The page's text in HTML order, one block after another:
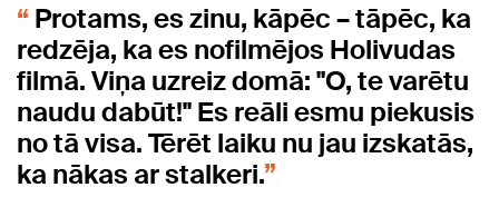
Protams, es zinu, kāpēc – tāpēc, ka
redzēja, ka es nofilmējos Holivudas
filmā. Viņa uzreiz domā: "O, te varētu
naudu dabūt!" Es reāli esmu piekusis
no tā visa. Tērēt laiku nu jau izskatās,
ka nākas ar stalkeri.